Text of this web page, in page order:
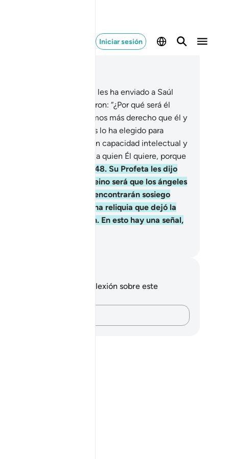
Iniciar sesión
Su Profeta les dijo: “Dios les ha enviado a Saúl
que sea su rey”. Exclamaron: “¿Por qué será él
rey, si nosotros tenemos más derecho que él y
siquiera es rico?” Dijo: “Dios lo ha elegido para
y lo ha dotado de gran capacidad intelectual y
Dios concede el reino a quien Él quiere, porque
248. Su Profeta les dijo
“La prueba de su reino será que los ángeles
el arca[1], en la que encontrarán sosiego
de su Señor y una reliquia que dejó la
de Moisés y de Aarón. En esto hay una señal,
tienes ninguna nota ni reflexión sobre este